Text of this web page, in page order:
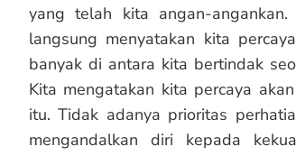
yang telah kita angan-
langsung menyatakan kita
banyak di antara kita bertindak
Kita mengatakan kita percaya
itu. Tidak adanya prioritas
mengandalkan diri kepada